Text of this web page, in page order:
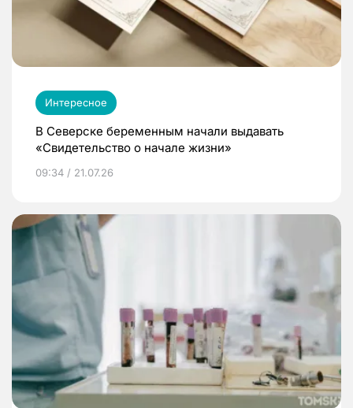
Интересное
В Северске беременным начали выдавать
«Свидетельство о начале жизни»
09:34 / 21.07.26